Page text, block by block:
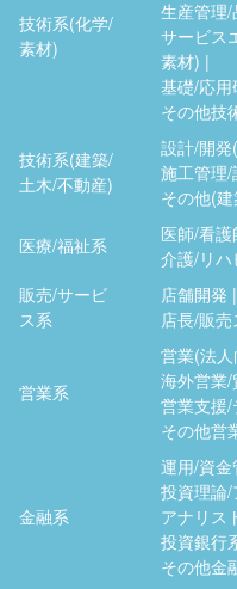
技術系(化学/
素材)
生産管理
サービス
素材)
基礎/応
その他技
技術系(建築/
土木/不動産)
設計/開
施工管理
その他(
医療/福祉系
医師/看
介護/リハ
販売/サービ
ス系
店舗開発
店長/販売
営業系
営業(法
海外営業/
営業支援
その他営
金融系
運用/資金
投資理論
アナリス
投資銀行
その他金